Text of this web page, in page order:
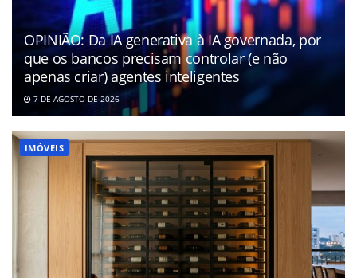
OPINIÃO: Da IA generativa à IA governada, por
que os bancos precisam controlar (e não
apenas criar) agentes inteligentes
7 DE AGOSTO DE 2026
IMÓVEIS